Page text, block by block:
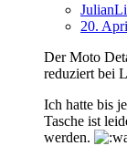
JulianLi
20.
Der Moto
reduziert bei
Ich hatte bis
Tasche ist
werden.